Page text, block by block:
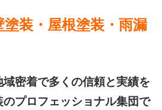
塗装・屋根塗装・雨漏
密着で多くの信頼と実績を
プロフェッショナル集団で